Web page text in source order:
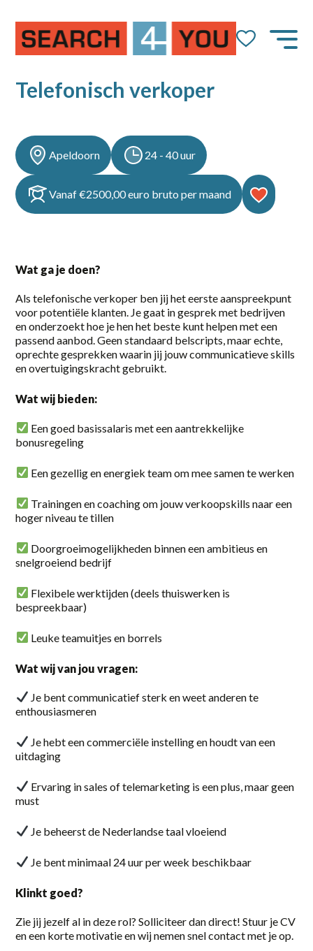
Telefonisch verkoper
Apeldoorn 24 - 40 uur
Vanaf €2500,00 euro bruto per maand
Wat ga je doen?
Als telefonische verkoper ben jij het eerste aanspreekpunt
voor potentiële klanten. Je gaat in gesprek met bedrijven
en onderzoekt hoe je hen het beste kunt helpen met een
passend aanbod. Geen standaard belscripts, maar echte,
oprechte gesprekken waarin jij jouw communicatieve skills
en overtuigingskracht gebruikt.
Wat wij bieden:
Een goed basissalaris met een aantrekkelijke
bonusregeling
Een gezellig en energiek team om mee samen te werken
Trainingen en coaching om jouw verkoopskills naar een
hoger niveau te tillen
Doorgroeimogelijkheden binnen een ambitieus en
snelgroeiend bedrijf
Flexibele werktijden (deels thuiswerken is
bespreekbaar)
Leuke teamuitjes en borrels
Wat wij van jou vragen:
Je bent communicatief sterk en weet anderen te
enthousiasmeren
Je hebt een commerciële instelling en houdt van een
uitdaging
Ervaring in sales of telemarketing is een plus, maar geen
must
Je beheerst de Nederlandse taal vloeiend
Je bent minimaal 24 uur per week beschikbaar
Klinkt goed?
Zie jij jezelf al in deze rol? Solliciteer dan direct! Stuur je CV
en een korte motivatie en wij nemen snel contact met je op.
Job Alert
Naam
E-mail
10-36
14-36 uur
2-38 uur
20-36 uur
32-40 uur
36
36 uur
40
Full-time
Part-time
Vaste baan, onbepaalde tijd
locatie
Amersfoort
Amsterdam
Eerbeek
Elst